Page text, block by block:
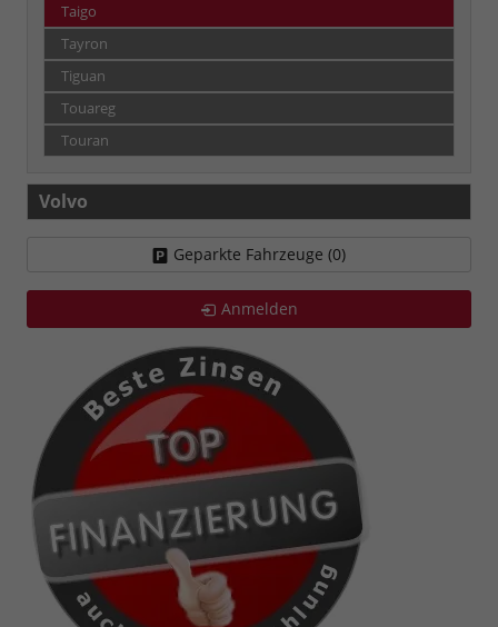
Taigo
Tayron
Tiguan
Touareg
Touran
Volvo
Geparkte Fahrzeuge (0)
Anmelden